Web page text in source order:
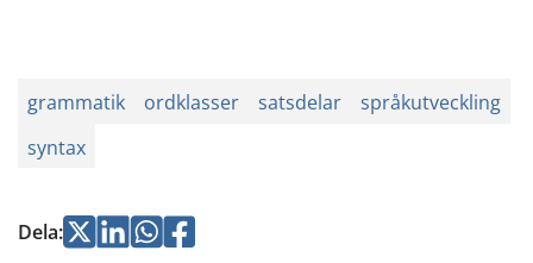
grammatik ordklasser satsdelar
språkutveckling
syntax
Dela:Jaa Jaa Jaa
Jaa